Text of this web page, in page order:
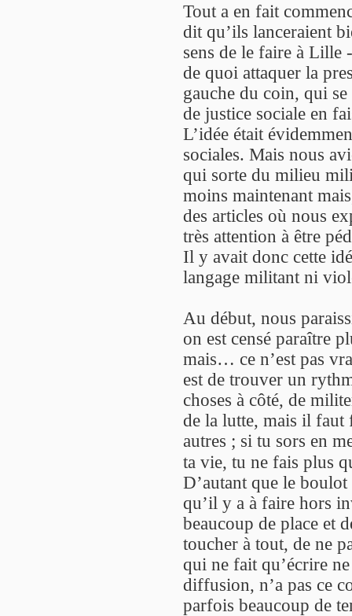
Tout a en fait
dit qu’ils lanceraient
sens de le faire à Lille
de quoi attaquer la
gauche du coin, qui
de justice sociale en
L’idée était
sociales. Mais nous
qui sorte du milieu
moins maintenant
des articles où nous
très attention à être
Il y avait donc cette
langage militant ni
Au début, nous
on est censé paraître
mais… ce n’est pas
est de trouver un
choses à côté, de
de la lutte, mais il faut
autres ; si tu sors en
ta vie, tu ne fais plus
D’autant que le
qu’il y a à faire hors
beaucoup de place et
toucher à tout, de ne
qui ne fait qu’écrire
diffusion, n’a pas ce
parfois beaucoup de